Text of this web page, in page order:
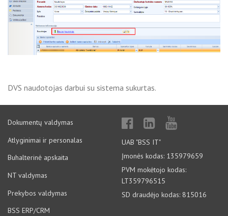
DVS naudotojas darbui su sistema sukurtas.
Dokumentų valdymas
Atlyginimai ir personalas
Buhalterinė apskaita
NT valdymas
Prekybos valdymas
BSS ERP/CRM
UAB "BSS IT"
Įmonės kodas: 135979659
PVM mokėtojo kodas:
LT359796515
SD draudėjo kodas: 815016